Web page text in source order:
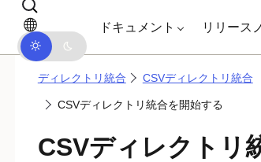
ナビゲーションにスキップ
ドキュメント リリース
ディレクトリ統合 CSVディレクトリ統合
CSVディレクトリ統合を開始する
CSVディレクトリ